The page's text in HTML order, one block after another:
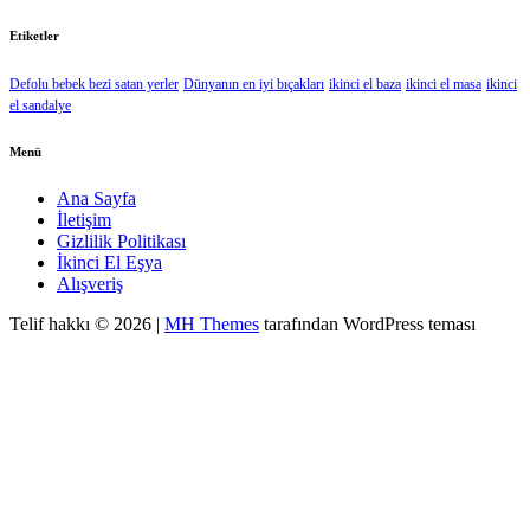
Etiketler
Defolu bebek bezi satan yerler Dünyanın en iyi bıçakları ikinci el baza ikinci el masa ikinci
el sandalye
Menü
Ana Sayfa
İletişim
Gizlilik Politikası
İkinci El Eşya
Alışveriş
Telif hakkı © 2026 | MH Themes tarafından WordPress teması